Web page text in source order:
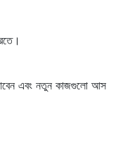
এবং নতুন কাজগুলো আস